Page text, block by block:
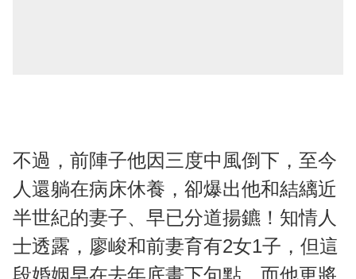
不過，前陣子他因三度中風倒下，至今
人還躺在病床休養，卻爆出他和結縭近
半世紀的妻子、早已分道揚鑣！知情人
士透露，廖峻和前妻育有2女1子，但這
段婚姻早在去年底畫下句點，而他更將